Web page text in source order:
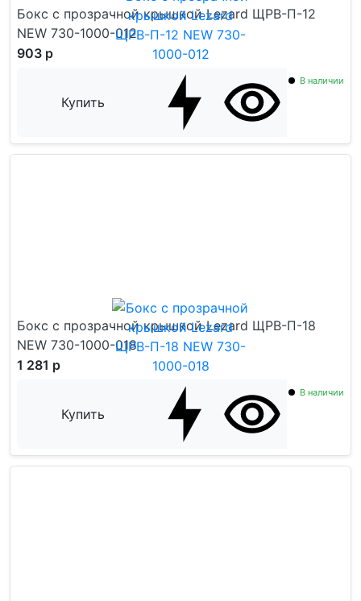
Бокс с прозрачной крышкой Lezard ЩРВ-П-12
NEW 730-1000-012
903 р
Купить
В наличии
Бокс с прозрачной крышкой Lezard ЩРВ-П-18
NEW 730-1000-018
1 281 р
Купить
В наличии